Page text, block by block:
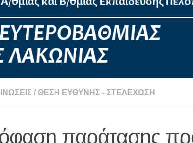
/ ΘΈΣΗ ΕΥΘΎΝΗΣ - ΣΤΕΛΈΧΩΣΗ
παράτασης